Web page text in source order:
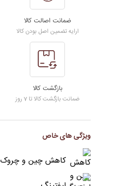
تایی
Numbuzin
Lifting-
Full
Face
Mask
عدد
ضمانت اصالت کالا
ارایه تضمین اصل بودن کالا
بازگشت کالا
ضمانت بازگشت کالا تا 7 روز
ویژگی های خاص
کاهش چین و چروک